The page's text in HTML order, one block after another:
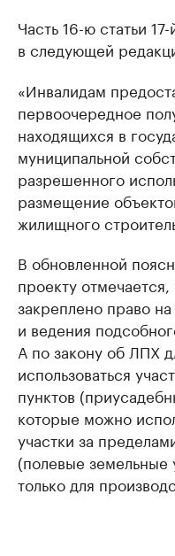
Часть 16-ю статьи
в следующей
«Инвалидам
первоочередное
находящихся в
муниципальной
разрешенного
размещение
жилищного
В обновленной
проекту
закреплено право
и ведения
А по закону об ЛПХ
использоваться
пунктов
которые можно
участки за
(полевые земельные
только для